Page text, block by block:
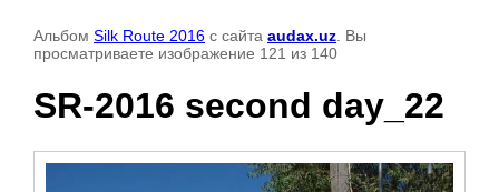
Альбом Silk Route 2016 с сайта audax.uz . Вы
просматриваете изображение 121 из 140
SR-2016 second day_22